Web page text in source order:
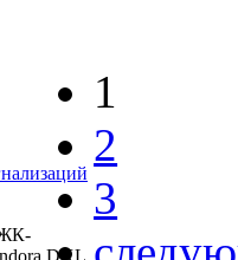
ЖК-
DXL
1
2
3